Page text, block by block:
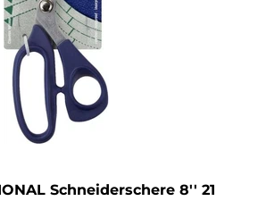
Schneiderschere 8'' 21